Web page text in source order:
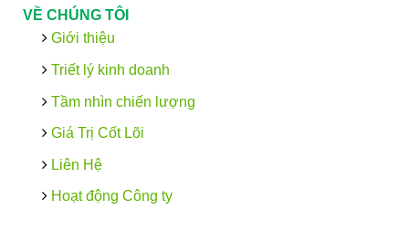
VỀ CHÚNG TÔI
Giới thiệu
Triết lý kinh doanh
Tầm nhìn chiến lượng
Giá Trị Cốt Lõi
Liên Hệ
Hoạt động Công ty